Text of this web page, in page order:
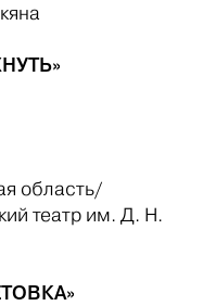
область/
театр им. Д. Н.